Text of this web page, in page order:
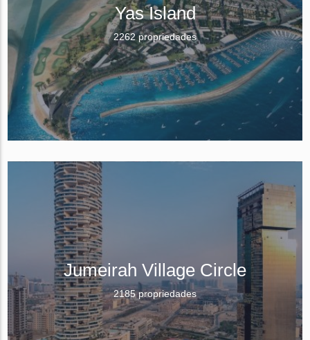
Yas Island
2262 propriedades
Jumeirah Village Circle
2185 propriedades